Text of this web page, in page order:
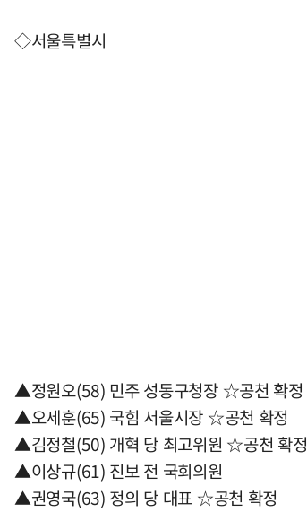
◇서울특별시
▲정원오(58) 민주 성동구청장 ☆공천 확정
▲오세훈(65) 국힘 서울시장 ☆공천 확정
▲김정철(50) 개혁 당 최고위원 ☆공천 확정
▲이상규(61) 진보 전 국회의원
▲권영국(63) 정의 당 대표 ☆공천 확정